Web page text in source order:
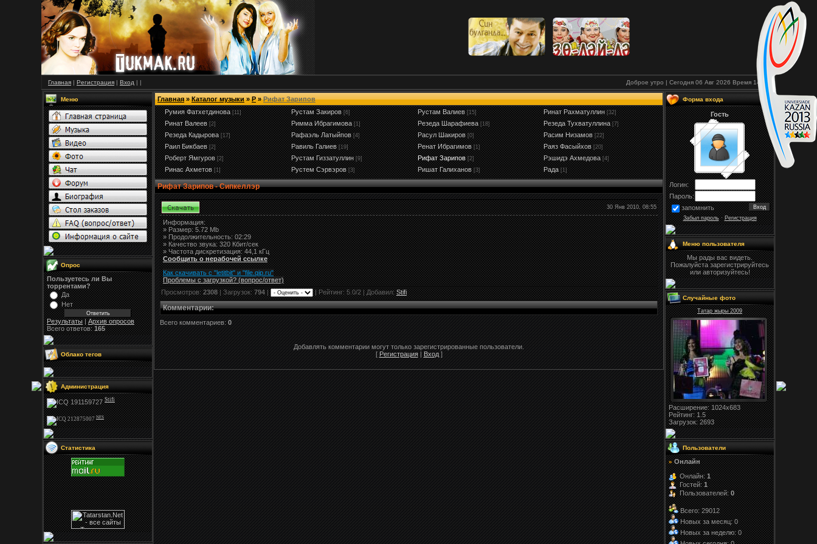
Главная | Регистрация | Вход | | Доброе утро | Сегодня 06 Авг 2026 Время 14:09
Меню
Опрос
Пользуетесь ли Вы
торрентами?
Да
Нет
Результаты|Архив опросов
Всего ответов:165
Облако тегов
Администрация
Stifi
NFS
Статистика
Главная»Каталог музыки»Р» Рифат Зарипов
Румия Фатхетдинова [11] Рустам Закиров [6] Рустам Валиев [15] Ринат Рахматуллин [32]
Ринат Валеев [2] Римма Ибрагимова [1] Резеда Шарафиева [18] Резеда Тухватуллина [7]
Резеда Кадырова [17] Рафаэль Латыйпов [4] Расул Шакиров [0] Расим Низамов [22]
Раил Бикбаев [2] Равиль Галиев [19] Ренат Ибрагимов [1] Раяз Фасыйхов [20]
Роберт Ямгуров [2] Рустам Гиззатуллин [9] Рифат Зарипов [2] Рэшидэ Ахмедова [4]
Ринас Ахметов [1] Рустем Сэрвэров [3] Ришат Галиханов [3] Рада [1]
Рифат Зарипов - Сипкеллэр
30 Янв 2010, 08:55
Информация:
»Размер:5.72 Mb
» Продолжительность: 02:29
» Качество звука: 320 Кбит/сек
» Частота дискретизация: 44,1 кГц
Сообщить о нерабочей ссылке
Как скачивать с "letitbit" и "file.qip.ru"
Проблемы с загрузкой? (вопрос/ответ)
Просмотров:2308| Загрузок:794| |Рейтинг:5.0/2 | Добавил:Stifi
Комментарии:
Всего комментариев: 0
Добавлять комментарии могут только зарегистрированные пользователи.
[ Регистрация| Вход]
Форма входа
Гость
Логин:
Пароль:
запомнить
Забыл пароль·Регистрация
Меню пользователя
Мы рады вас видеть.
Пожалуйста зарегистрируйтесь
или авторизуйтесь!
Случайные фото
Татар жыры 2009
Расширение: 1024x683
Рейтинг:1.5
Загрузок: 2693
Пользователи
» Онлайн
Онлайн:1
Гостей:1
Пользователей:0
Всего: 29012
Новых за месяц: 0
Новых за неделю: 0